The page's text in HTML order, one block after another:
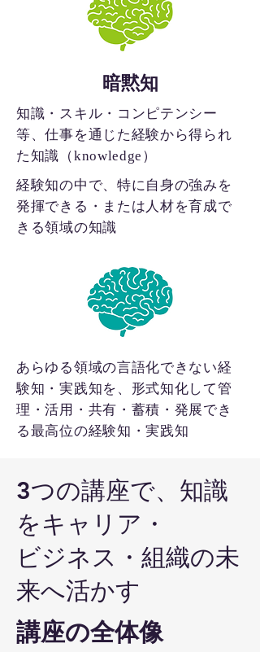
暗黙知
知識・スキル・コンピテンシー
等、仕事を通じた経験から得られ
た知識（knowledge）
経験知の中で、特に自身の強みを
発揮できる・または人材を育成で
きる領域の知識
あらゆる領域の言語化できない経
験知・実践知を、形式知化して管
理・活用・共有・蓄積・発展でき
る最高位の経験知・実践知
3つの講座で、知識
をキャリア・
ビジネス・組織の未
来へ活かす
​講座の全体像